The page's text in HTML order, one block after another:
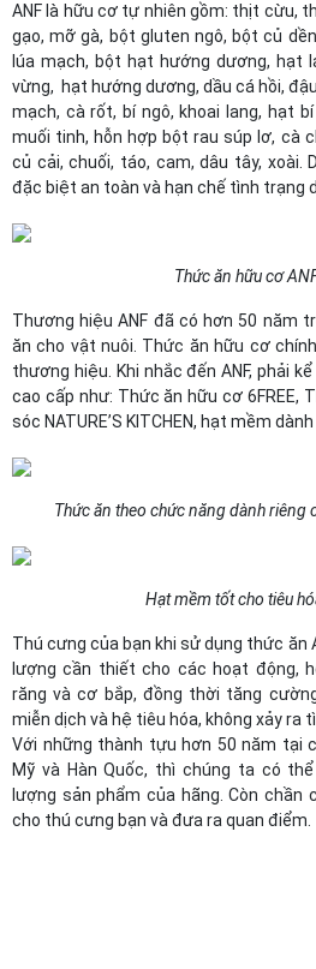
ANF là hữu cơ tự nhiên gồm: thịt cừu,
gạo, mỡ gà, bột gluten ngô, bột củ
lúa mạch, bột hạt hướng dương, hạt
vừng, hạt hướng dương, dầu cá hồi,
mạch, cà rốt, bí ngô, khoai lang, hạt
muối tinh, hỗn hợp bột rau súp lơ, cà
củ cải, chuối, táo, cam, dâu tây, xoài.
đặc biệt an toàn và hạn chế tình trạng
Thức ăn hữu cơ
Thương hiệu ANF đã có hơn 50 năm
ăn cho vật nuôi. Thức ăn hữu cơ
thương hiệu. Khi nhắc đến ANF, phải
cao cấp như: Thức ăn hữu cơ 6FREE,
sóc NATURE’S KITCHEN, hạt mềm
Thức ăn theo chức năng dành riêng
Hạt mềm tốt cho tiêu
Thú cưng của bạn khi sử dụng thức ăn
lượng cần thiết cho các hoạt động,
răng và cơ bắp, đồng thời tăng
miễn dịch và hệ tiêu hóa, không xảy ra
Với những thành tựu hơn 50 năm tại
Mỹ và Hàn Quốc, thì chúng ta có
lượng sản phẩm của hãng. Còn chần
cho thú cưng bạn và đưa ra quan điểm.